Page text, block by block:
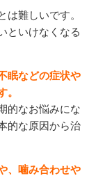
は難しいです。
といけなくなる
眠などの症状や
。
的なお悩みにな
的な原因から治
、噛み合わせや